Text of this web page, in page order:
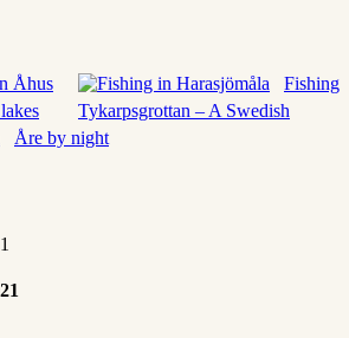
Åhus
Fishing
Tykarpsgrottan – A Swedish
Åre by night